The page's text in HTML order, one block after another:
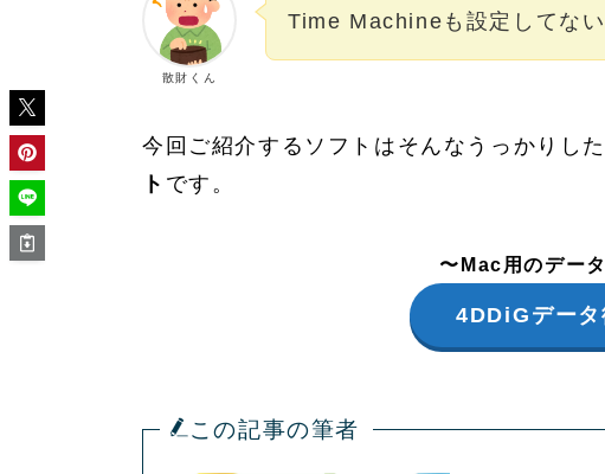
散財くん
Time Machineも設定してな
今回ご紹介するソフトはそんなうっかりし
ト です。
〜Mac用のデー
4DDiGデータ
この記事の筆者